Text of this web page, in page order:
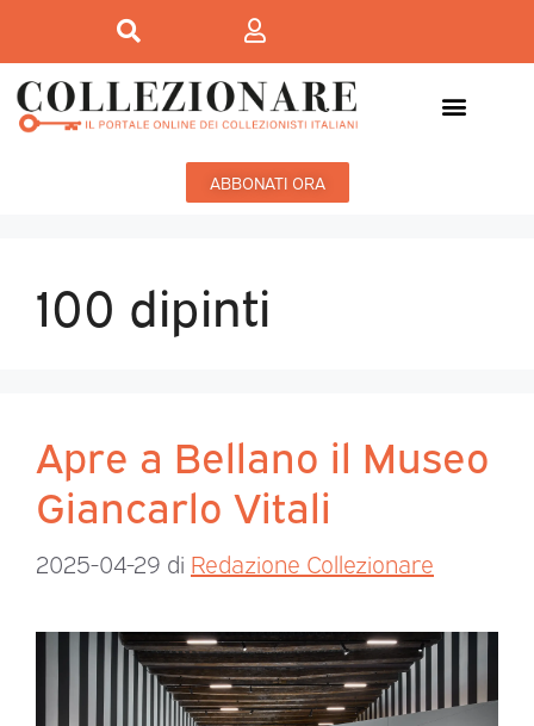
ABBONATI ORA
100 dipinti
Apre a Bellano il Museo
Giancarlo Vitali
2025-04-29 di Redazione Collezionare